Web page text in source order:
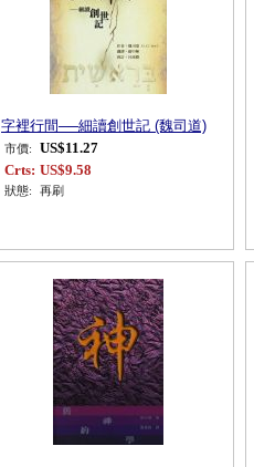
字裡行間──細讀創世記 (魏司道)
市價:
US$11.27
Crts: US$9.58
狀態: 再刷